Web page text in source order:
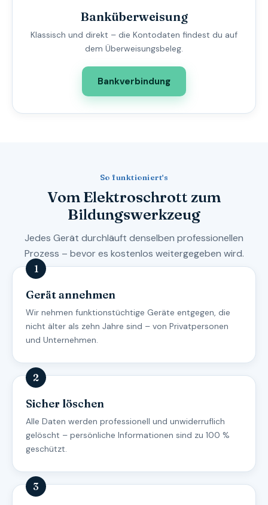
Banküberweisung
Klassisch und direkt – die Kontodaten findest du auf
dem Überweisungsbeleg.
Bankverbindung
So funktioniert's
Vom Elektroschrott zum
Bildungswerkzeug
Jedes Gerät durchläuft denselben professionellen
Prozess – bevor es kostenlos weitergegeben wird.
Gerät annehmen
Wir nehmen funktionstüchtige Geräte entgegen, die
nicht älter als zehn Jahre sind – von Privatpersonen
und Unternehmen.
Sicher löschen
Alle Daten werden professionell und unwiderruflich
gelöscht – persönliche Informationen sind zu 100 %
geschützt.